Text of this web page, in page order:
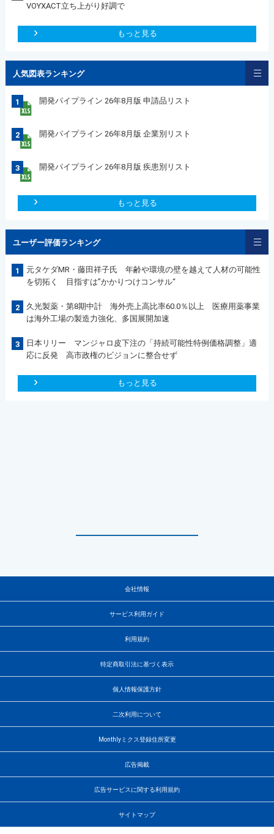
VOYXACT立ち上がり好調で
もっと見る
人気図表ランキング
1 開発パイプライン 26年8月版 申請品リスト
2 開発パイプライン 26年8月版 企業別リスト
3 開発パイプライン 26年8月版 疾患別リスト
もっと見る
ユーザー評価ランキング
1
元タケダMR・藤田祥子氏 年齢や環境の壁を越えて人材の可能性
を切拓く 目指すは”かかりつけコンサル“
2
久光製薬・第8期中計 海外売上高比率60.0％以上 医療用薬事業
は海外工場の製造力強化、多国展開加速
3
日本リリー マンジャロ皮下注の「持続可能性特例価格調整」適
応に反発 高市政権のビジョンに整合せず
もっと見る
会社情報
サービス利用ガイド
利用規約
特定商取引法に基づく表示
個人情報保護方針
二次利用について
Monthlyミクス登録住所変更
広告掲載
広告サービスに関する利用規約
サイトマップ